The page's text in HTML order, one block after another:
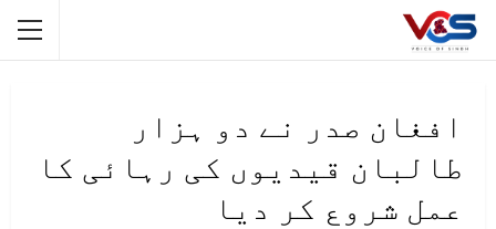
افغان صدر نے دو ہزار
طالبان قیدیوں کی رہائی کا
عمل شروع کر دیا